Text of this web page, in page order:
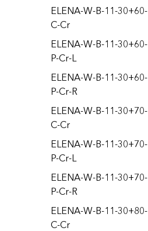
ELENA-W-B-11-30+60-
C-Cr
ELENA-W-B-11-30+60-
P-Cr-L
ELENA-W-B-11-30+60-
P-Cr-R
ELENA-W-B-11-30+70-
C-Cr
ELENA-W-B-11-30+70-
P-Cr-L
ELENA-W-B-11-30+70-
P-Cr-R
ELENA-W-B-11-30+80-
C-Cr